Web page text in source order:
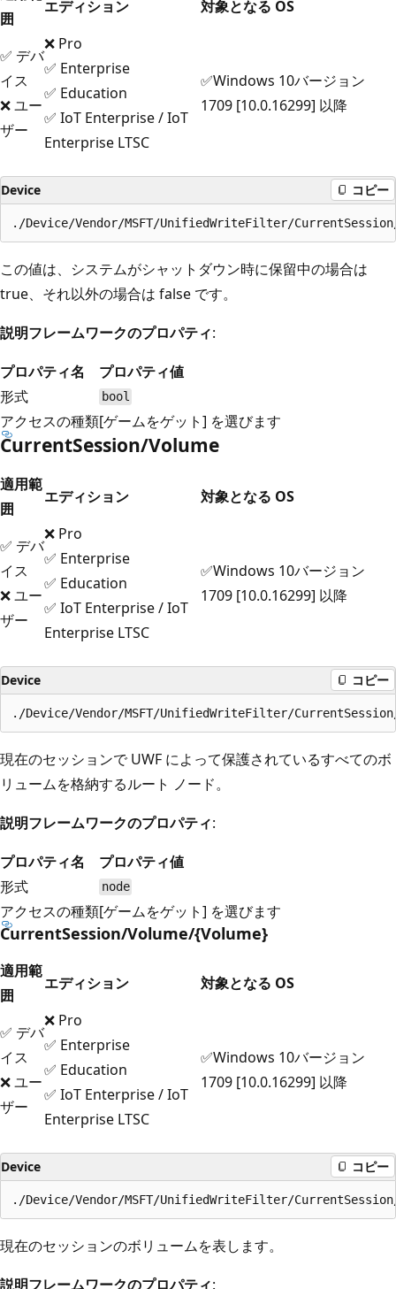
囲
エディション 対象となる OS
✅ デバ
イス
❌ ユー
ザー
❌ Pro
✅ Enterprise
✅ Education
✅ IoT Enterprise / IoT
Enterprise LTSC
✅Windows 10バージョン
1709 [10.0.16299] 以降
Device コピー
この値は、システムがシャットダウン時に保留中の場合は
true、それ以外の場合は false です。
説明フレームワークのプロパティ:
プロパティ名
プロパティ値
形式
bool
アクセスの種類[ゲームをゲット] を選びます
CurrentSession/Volume
適用範
囲
エディション 対象となる OS
✅ デバ
イス
❌ ユー
ザー
❌ Pro
✅ Enterprise
✅ Education
✅ IoT Enterprise / IoT
Enterprise LTSC
✅Windows 10バージョン
1709 [10.0.16299] 以降
Device コピー
現在のセッションで UWF によって保護されているすべてのボ
リュームを格納するルート ノード。
説明フレームワークのプロパティ:
プロパティ名
プロパティ値
形式
node
アクセスの種類[ゲームをゲット] を選びます
CurrentSession/Volume/{Volume}
適用範
囲
エディション 対象となる OS
✅ デバ
イス
❌ ユー
ザー
❌ Pro
✅ Enterprise
✅ Education
✅ IoT Enterprise / IoT
Enterprise LTSC
✅Windows 10バージョン
1709 [10.0.16299] 以降
Device コピー
現在のセッションのボリュームを表します。
説明フレームワークのプロパティ: